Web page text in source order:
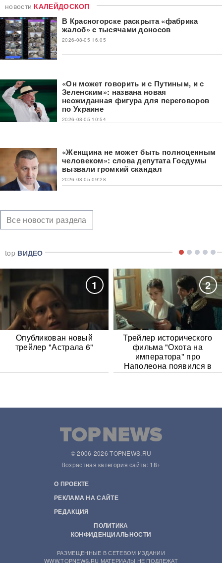
новости КАЛЕЙДОСКОП
В Красногорске раскрыта «фабрика
жалоб» c тысячами доносов
2026-08-05 16:05
«Он может говорить и с Путиным, и с
Зеленским»: названа новая
неожиданная фигура для переговоров
по Украине
2026-08-05 10:54
«Женщина не может быть полноценным
человеком»: слова депутата Госдумы
вызвали громкий скандал
2026-08-05 09:28
Все новости раздела
top ВИДЕО
1
Опубликован новый
трейлер "Астрала 6"
2
Трейлер исторического
фильма "Охота на
императора" про
Наполеона появился в
Сети
© 2006-2026 TOPNEWS.RU
Возрастная категория сайта: 18+
О ПРОЕКТЕ
РЕКЛАМА НА САЙТЕ
РЕДАКЦИЯ
ПОЛИТИКА
КОНФИДЕНЦИАЛЬНОСТИ
РАЗМЕЩЕННЫЕ В СЕТЕВОМ ИЗДАНИИ
WWW.TOPNEWS.RU МАТЕРИАЛЫ НЕ ПОДЛЕЖАТ